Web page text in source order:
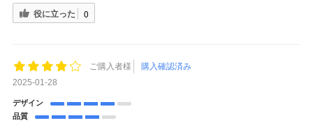
役に立った 0
ご購入者様
購入確認済み
2025-01-28
デザイン
品質